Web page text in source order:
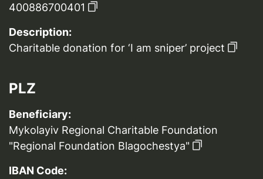
400886700401
Description:
Charitable donation for ‘I am sniper’ project
PLZ
Beneficiary:
Mykolayiv Regional Charitable Foundation
"Regional Foundation Blagochestya"
IBAN Code: